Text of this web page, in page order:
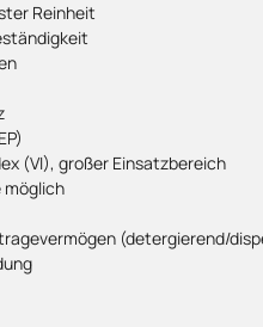
Reinheit
(VI), großer Einsatzbereich
möglich
(detergierend/